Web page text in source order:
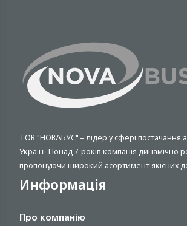
ТОВ "НОВАБУС" – лідер у сфері постачання
Україні. Понад 7 років компанія динамічно
пропонуючи широкий асортимент якісних
Информація
Про компанію